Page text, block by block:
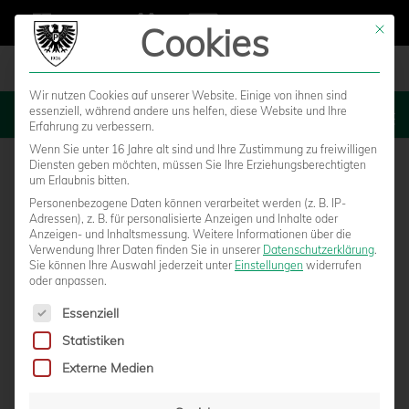
MENU
FIFA-REFEREE TOBIAS STIELER PFEIFT
Mit
Cookies
Wir nutzen Cookies auf unserer Website. Einige von ihnen sind
essenziell, während andere uns helfen, diese Website und Ihre
Erfahrung zu verbessern.
Wenn Sie unter 16 Jahre alt sind und Ihre Zustimmung zu freiwilligen
Diensten geben möchten, müssen Sie Ihre Erziehungsberechtigten
um Erlaubnis bitten.
Personenbezogene Daten können verarbeitet werden (z. B. IP-
Adressen), z. B. für personalisierte Anzeigen und Inhalte oder
Anzeigen- und Inhaltsmessung. Weitere Informationen über die
Verwendung Ihrer Daten finden Sie in unserer Datenschutzerklärung.
Sie können Ihre Auswahl jederzeit unter Einstellungen widerrufen
oder anpassen.
Es folgt eine Liste der Service-Gruppen, für die eine
Essenziell
Statistiken
Externe Medien